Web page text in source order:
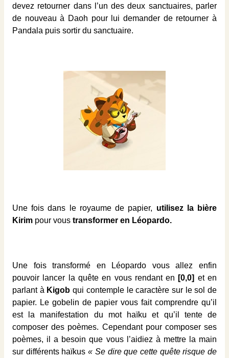
devez retourner dans l’un des deux sanctuaires, parler
de nouveau à Daoh pour lui demander de retourner à
Pandala puis sortir du sanctuaire.
Une fois dans le royaume de papier, utilisez la bière
Kirim pour vous transformer en Léopardo.
Une fois transformé en Léopardo vous allez enfin
pouvoir lancer la quête en vous rendant en [0,0] et en
parlant à Kigob qui contemple le caractère sur le sol de
papier. Le gobelin de papier vous fait comprendre qu’il
est la manifestation du mot haïku et qu’il tente de
composer des poèmes. Cependant pour composer ses
poèmes, il a besoin que vous l’aidiez à mettre la main
sur différents haïkus« Se dire que cette quête risque de